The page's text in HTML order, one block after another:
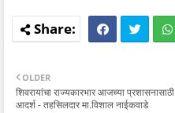
OLDER
शिवरायांचा राज्यकारभार आजच्या प्रशासनासाठी
आदर्श - तहसिलदार मा.विशाल नाईकवाडे